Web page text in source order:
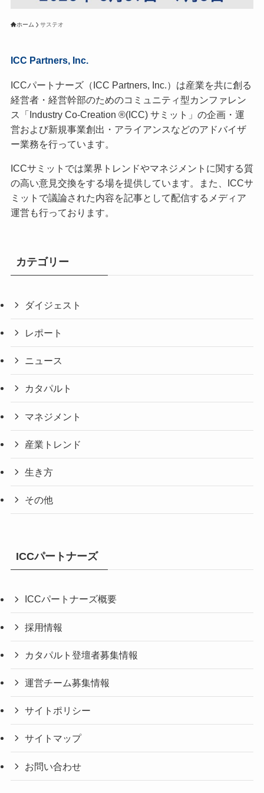
ホーム サステオ
ICC Partners, Inc.
ICCパートナーズ（ICC Partners, Inc.）は産業を共に創る
経営者・経営幹部のためのコミュニティ型カンファレン
ス「Industry Co-Creation ®(ICC) サミット」の企画・運
営および新規事業創出・アライアンスなどのアドバイザ
ー業務を行っています。
ICCサミットでは業界トレンドやマネジメントに関する質
の高い意見交換をする場を提供しています。また、ICCサ
ミットで議論された内容を記事として配信するメディア
運営も行っております。
カテゴリー
ダイジェスト
レポート
ニュース
カタパルト
マネジメント
産業トレンド
生き方
その他
ICCパートナーズ
ICCパートナーズ概要
採用情報
カタパルト登壇者募集情報
運営チーム募集情報
サイトポリシー
サイトマップ
お問い合わせ